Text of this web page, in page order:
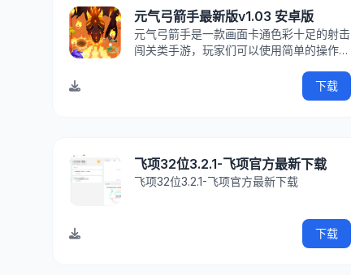
元气弓箭手最新版v1.03 安卓版
元气弓箭手是一款画面卡通色彩十足的射击
闯关类手游，玩家们可以使用简单的操作来
多的敌人来获取奖励和解锁更多的关卡，升
级自己能力来更快的消灭敌人。游戏介绍世
下载
飞项32位3.2.1-飞项官方最新下载
飞项32位3.2.1-飞项官方最新下载
下载